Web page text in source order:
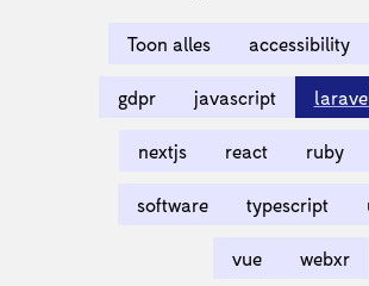
Toon alles accessibility
gdpr javascript
nextjs react ruby
software typescript
vue webxr